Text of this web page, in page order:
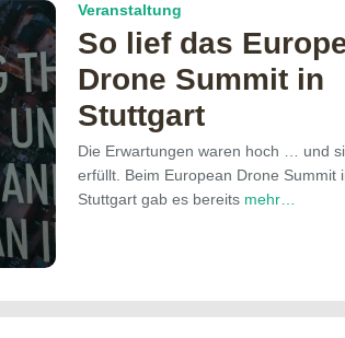
Veranstaltung
So lief das
Drone Summit in
Stuttgart
Die Erwartungen waren hoch … und
erfüllt. Beim European Drone Summit
Stuttgart gab es bereits mehr…